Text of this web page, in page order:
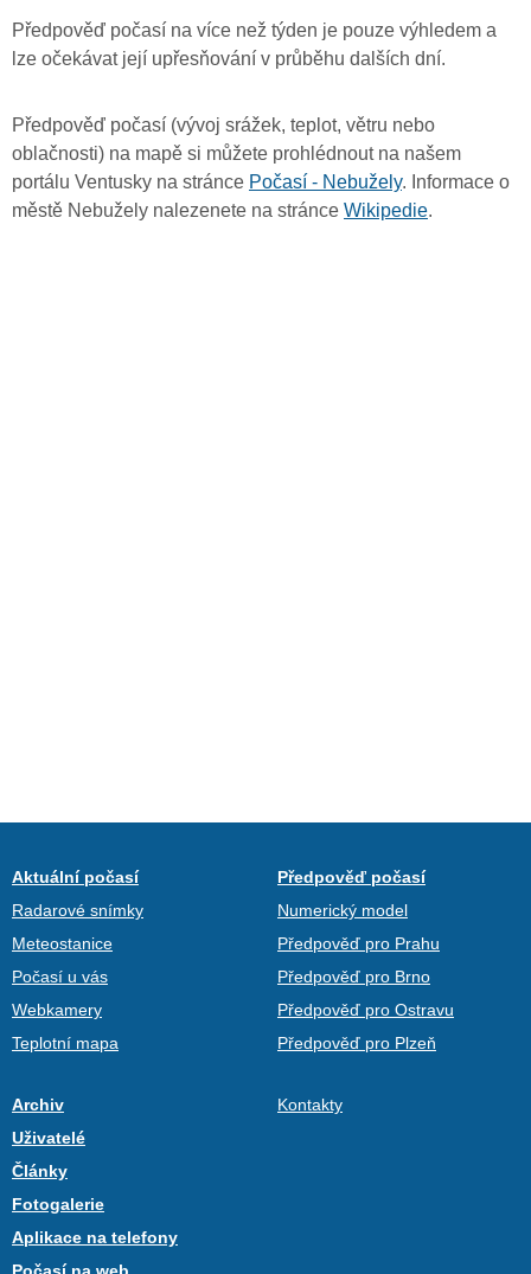
Předpověď počasí na více než týden je pouze výhledem a
lze očekávat její upřesňování v průběhu dalších dní.
Předpověď počasí (vývoj srážek, teplot, větru nebo
oblačnosti) na mapě si můžete prohlédnout na našem
portálu Ventusky na stránce Počasí - Nebužely. Informace o
městě Nebužely nalezenete na stránce Wikipedie.
Aktuální počasí
Radarové snímky
Meteostanice
Počasí u vás
Webkamery
Teplotní mapa
Předpověď počasí
Numerický model
Předpověď pro Prahu
Předpověď pro Brno
Předpověď pro Ostravu
Předpověď pro Plzeň
Archiv
Uživatelé
Články
Fotogalerie
Aplikace na telefony
Kontakty